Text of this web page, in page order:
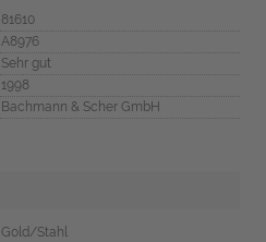
81610
A8976
Sehr gut
1998
Bachmann & Scher GmbH
Gold/Stahl